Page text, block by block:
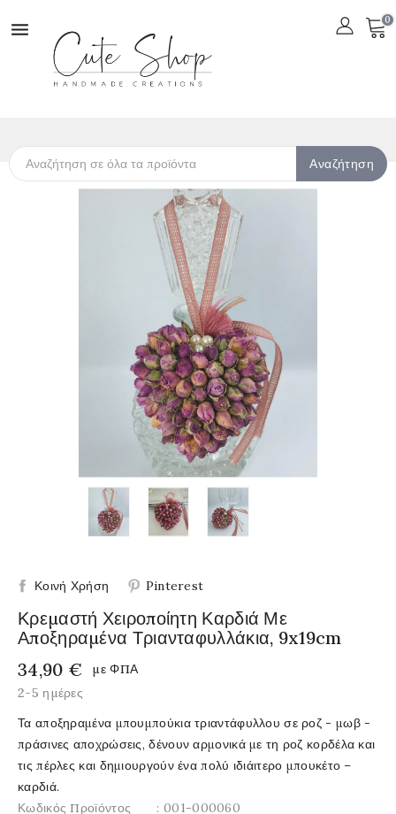
 0
Αναζήτηση
Κοινή Χρήση Pinterest
Κρεμαστή Χειροποίητη Καρδιά Με
Αποξηραμένα Τριανταφυλλάκια, 9x19cm
34,90 €
με ΦΠΑ
2-5 ημέρες
Τα αποξηραμένα μπουμπούκια τριαντάφυλλου σε ροζ - μωβ -
πράσινες αποχρώσεις, δένουν αρμονικά με τη ροζ κορδέλα και
τις πέρλες και δημιουργούν ένα πολύ ιδιάιτερο μπουκέτο –
καρδιά.
Κωδικός Προϊόντος
: 001-000060